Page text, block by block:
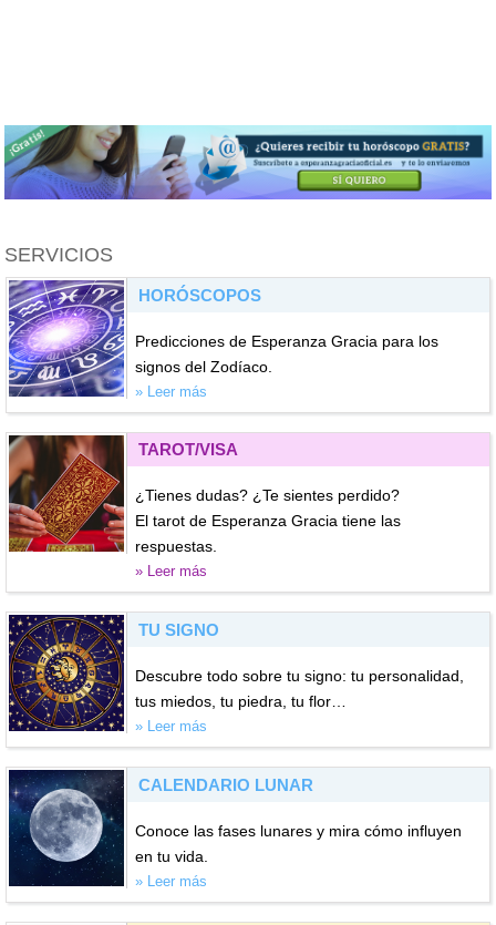
SERVICIOS
HORÓSCOPOS
Predicciones de Esperanza Gracia para los
signos del Zodíaco.
» Leer más
TAROT/VISA
¿Tienes dudas? ¿Te sientes perdido?
El tarot de Esperanza Gracia tiene las
respuestas.
» Leer más
TU SIGNO
Descubre todo sobre tu signo: tu personalidad,
tus miedos, tu piedra, tu flor…
» Leer más
CALENDARIO LUNAR
Conoce las fases lunares y mira cómo influyen
en tu vida.
» Leer más